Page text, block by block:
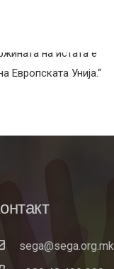
на истата е
Европската Унија.“
sega@sega.org.mk